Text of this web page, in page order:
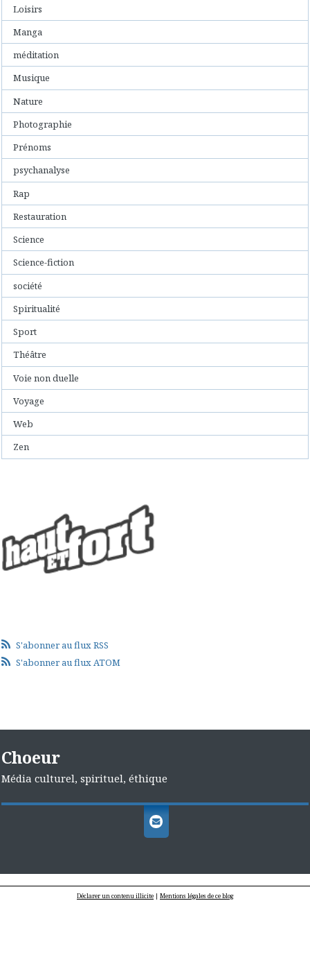
Loisirs
Manga
méditation
Musique
Nature
Photographie
Prénoms
psychanalyse
Rap
Restauration
Science
Science-fiction
société
Spiritualité
Sport
Théâtre
Voie non duelle
Voyage
Web
Zen
S'abonner au flux RSS
S'abonner au flux ATOM
Choeur
Média culturel, spirituel, éthique
Déclarer un contenu illicite | Mentions légales de ce blog